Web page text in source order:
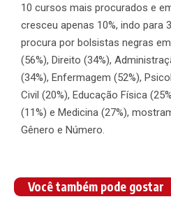
10 cursos mais procurados e
cresceu apenas 10%, indo para
procura por bolsistas negras
(56%), Direito (34%),
(34%), Enfermagem (52%),
Civil (20%), Educação Física
(11%) e Medicina (27%),
Gênero e Número.
Você também pode gostar